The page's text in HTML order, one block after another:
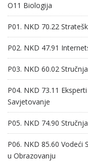
O11 Biologija
P01. NKD 70.22
P02. NKD 47.91
P03. NKD 60.02
P04. NKD 73.11
Savjetovanje
P05. NKD 74.90
P06. NKD 85.60 Vodeći
u Obrazovanju